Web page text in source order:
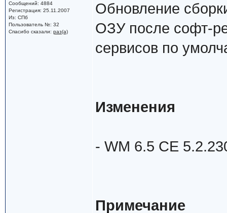
Сообщений: 4884
Регистрация: 25.11.2007
Из: СПб
Пользователь №: 32
Спасибо сказали: раз(а)
Обновление
ОЗУ после софт-
сервисов по
Изменения
- WM 6.5 CE
Примечание